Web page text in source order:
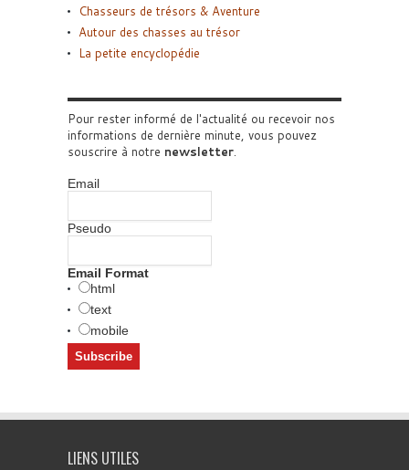
Chasseurs de trésors & Aventure
Autour des chasses au trésor
La petite encyclopédie
Pour rester informé de l'actualité ou recevoir nos
informations de dernière minute, vous pouvez
souscrire à notre newsletter
Email
Pseudo
Email Format
html
text
mobile
LIENS UTILES